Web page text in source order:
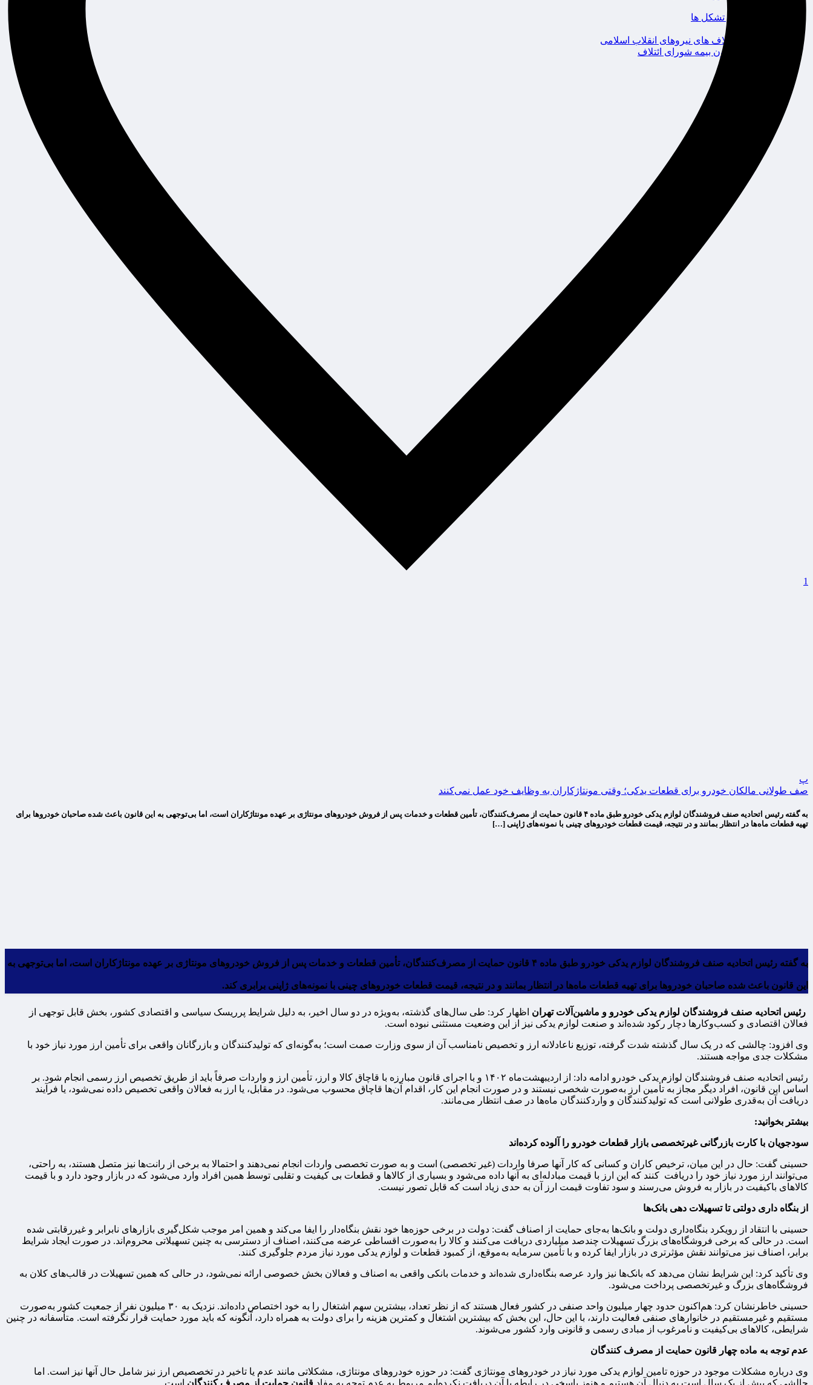
احزاب و تشکل ها
ائتلاف های نیروهای انقلاب اسلامی
کانون بیمه شورای ائتلاف
1
پ
صف طولانی مالکان خودرو برای قطعات یدکی؛ وقتی مونتاژکاران به وظایف خود عمل نمی‌کنند
به گفته رئیس اتحادیه صنف فروشندگان لوازم یدکی خودرو طبق ماده ۴ قانون حمایت از مصرف‌کنندگان، تأمین قطعات و خدمات پس از فروش خودروهای مونتاژی بر عهده مونتاژکاران است، اما بی‌توجهی به این قانون باعث شده صاحبان خودروها برای
تهیه قطعات ماه‌ها در انتظار بمانند و در نتیجه، قیمت قطعات خودروهای چینی با نمونه‌های ژاپنی […]
به گفته رئیس اتحادیه صنف فروشندگان لوازم یدکی خودرو طبق ماده ۴ قانون حمایت از مصرف‌کنندگان، تأمین قطعات و خدمات پس از فروش خودروهای مونتاژی بر عهده مونتاژکاران است، اما بی‌توجهی به
این قانون باعث شده صاحبان خودروها برای تهیه قطعات ماه‌ها در انتظار بمانند و در نتیجه، قیمت قطعات خودروهای چینی با نمونه‌های ژاپنی برابری کند.
رئیس اتحادیه صنف فروشندگان لوازم یدکی خودرو و ماشین‌آلات تهران اظهار کرد: طی سال‌های گذشته، به‌ویژه در دو سال اخیر، به دلیل شرایط پرریسک سیاسی و اقتصادی کشور، بخش قابل توجهی از
فعالان اقتصادی و کسب‌وکارها دچار رکود شده‌اند و صنعت لوازم یدکی نیز از این وضعیت مستثنی نبوده است.
وی افزود: چالشی که در یک سال گذشته شدت گرفته، توزیع ناعادلانه ارز و تخصیص نامناسب آن از سوی وزارت صمت است؛ به‌گونه‌ای که تولیدکنندگان و بازرگانان واقعی برای تأمین ارز مورد نیاز خود با
مشکلات جدی مواجه هستند.
رئیس اتحادیه صنف فروشندگان لوازم یدکی خودرو ادامه داد: از اردیبهشت‌ماه ۱۴۰۲ و با اجرای قانون مبارزه با قاچاق کالا و ارز، تأمین ارز و واردات صرفاً باید از طریق تخصیص ارز رسمی انجام شود. بر
اساس این قانون، افراد دیگر مجاز به تأمین ارز به‌صورت شخصی نیستند و در صورت انجام این کار، اقدام آن‌ها قاچاق محسوب می‌شود. در مقابل، یا ارز به فعالان واقعی تخصیص داده نمی‌شود، یا فرآیند
دریافت آن به‌قدری طولانی است که تولیدکنندگان و واردکنندگان ماه‌ها در صف انتظار می‌مانند.
بیشتر بخوانید:
سودجویان با کارت‌ بازرگانی غیرتخصصی بازار قطعات خودرو را آلوده کرده‌اند
حسینی گفت: حال در این میان، ترخیص کاران و کسانی که کار آنها صرفا واردات (غیر تخصصی) است و به صورت تخصصی واردات انجام نمی‌دهند و احتمالا به برخی از رانت‌ها نیز متصل هستند، به راحتی،
می‌توانند ارز مورد نیاز خود را دریافت کنند که این ارز با قیمت مبادله‌ای به آنها داده می‌شود و بسیاری از کالاها و قطعات بی کیفیت و تقلبی توسط همین افراد وارد می‌شود که در بازار وجود دارد و با قیمت
کالاهای باکیفیت در بازار به فروش می‌رسند و سود تفاوت قیمت ارز آن به حدی زیاد است که قابل تصور نیست.
از بنگاه داری دولتی تا تسهیلات دهی بانک‌ها
حسینی با انتقاد از رویکرد بنگاه‌داری دولت و بانک‌ها به‌جای حمایت از اصناف گفت: دولت در برخی حوزه‌ها خود نقش بنگاه‌دار را ایفا می‌کند و همین امر موجب شکل‌گیری بازارهای نابرابر و غیررقابتی شده
است. در حالی که برخی فروشگاه‌های بزرگ تسهیلات چندصد میلیاردی دریافت می‌کنند و کالا را به‌صورت اقساطی عرضه می‌کنند، اصناف از دسترسی به چنین تسهیلاتی محروم‌اند. در صورت ایجاد شرایط
برابر، اصناف نیز می‌توانند نقش مؤثرتری در بازار ایفا کرده و با تأمین سرمایه به‌موقع، از کمبود قطعات و لوازم یدکی مورد نیاز مردم جلوگیری کنند.
وی تأکید کرد: این شرایط نشان می‌دهد که بانک‌ها نیز وارد عرصه بنگاه‌داری شده‌اند و خدمات بانکی واقعی به اصناف و فعالان بخش خصوصی ارائه نمی‌شود، در حالی که همین تسهیلات در قالب‌های کلان به
فروشگاه‌های بزرگ و غیرتخصصی پرداخت می‌شود.
حسینی خاطرنشان کرد: هم‌اکنون حدود چهار میلیون واحد صنفی در کشور فعال هستند که از نظر تعداد، بیشترین سهم اشتغال را به خود اختصاص داده‌اند. نزدیک به ۳۰ میلیون نفر از جمعیت کشور به‌صورت
مستقیم و غیرمستقیم در خانوارهای صنفی فعالیت دارند، با این حال، این بخش که بیشترین اشتغال و کمترین هزینه را برای دولت به همراه دارد، آنگونه که باید مورد حمایت قرار نگرفته است. متأسفانه در چنین
شرایطی، کالاهای بی‌کیفیت و نامرغوب از مبادی رسمی و قانونی وارد کشور می‌شوند.
عدم توجه به ماده چهار قانون حمایت از مصرف کنندگان
وی درباره مشکلات موجود در حوزه تامین لوازم یدکی مورد نیاز در خودروهای مونتاژی گفت: در حوزه خودروهای مونتاژی، مشکلاتی مانند عدم یا تاخیر در تخصصیص ارز نیز شامل حال آنها نیز است. اما